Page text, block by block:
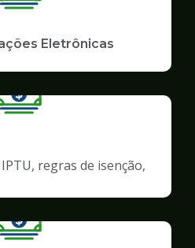
Eletrônicas
regras de isenção,